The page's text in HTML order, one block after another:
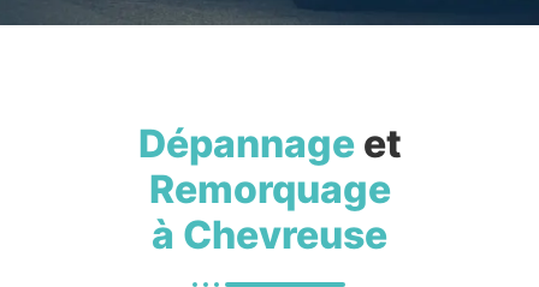
Dépannageet
Remorquage
à Chevreuse